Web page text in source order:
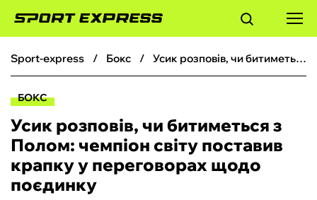
ФУТБОЛ
БОКС
ХОКЕЙ
sport-express бокс Усик розповів, чи битиметься з Полом: чемпіон світу поставив крапку у переговорах щодо поєдинку
БОКС
Усик розповів, чи битиметься з
Полом: чемпіон світу поставив
крапку у переговорах щодо
поєдинку